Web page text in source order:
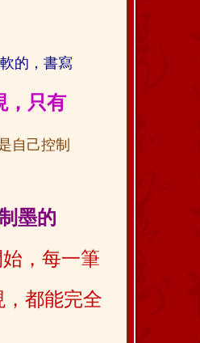
的，書寫
，只有
自己控制
墨的
，每一筆
都能完全